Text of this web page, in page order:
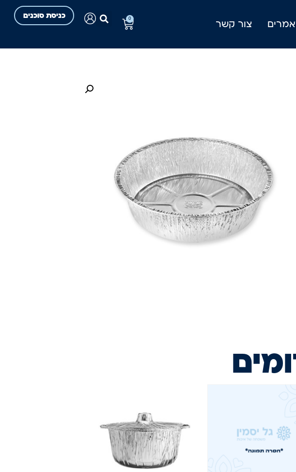
צור קשר
כניסת סוכנים 0